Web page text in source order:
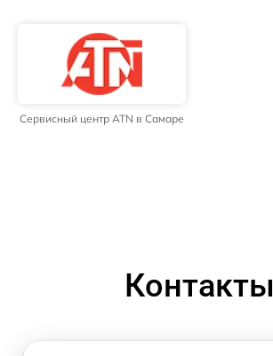
Сервисный центр ATN в Самаре
Контакты